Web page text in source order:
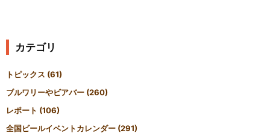
カテゴリ
トピックス (61)
ブルワリーやビアバー (260)
レポート (106)
全国ビールイベントカレンダー (291)